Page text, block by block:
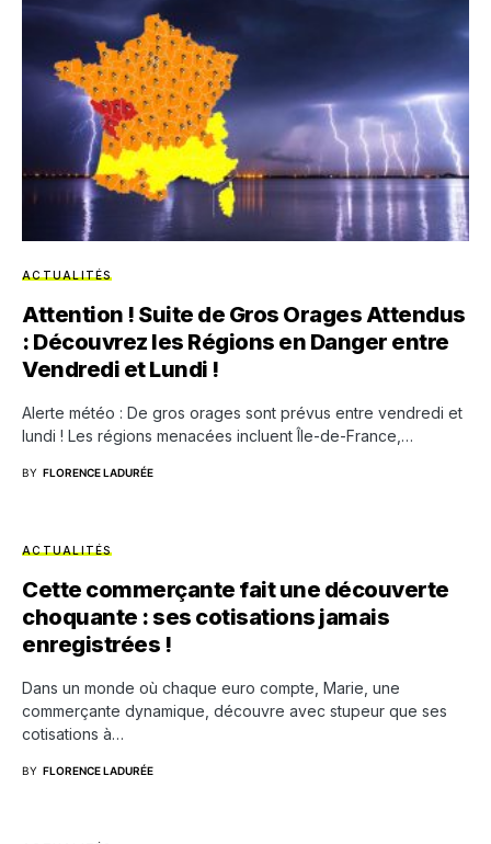
ACTUALITÉS
Attention ! Suite de Gros Orages Attendus
: Découvrez les Régions en Danger entre
Vendredi et Lundi !
Alerte météo : De gros orages sont prévus entre vendredi et
lundi ! Les régions menacées incluent Île-de-France,…
BY FLORENCE LADURÉE
ACTUALITÉS
Cette commerçante fait une découverte
choquante : ses cotisations jamais
enregistrées !
Dans un monde où chaque euro compte, Marie, une
commerçante dynamique, découvre avec stupeur que ses
cotisations à…
BY FLORENCE LADURÉE